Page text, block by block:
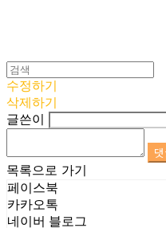
수정하기
삭제하기
글쓴이
목록으로 가기
페이스북
카카오톡
네이버 블로그